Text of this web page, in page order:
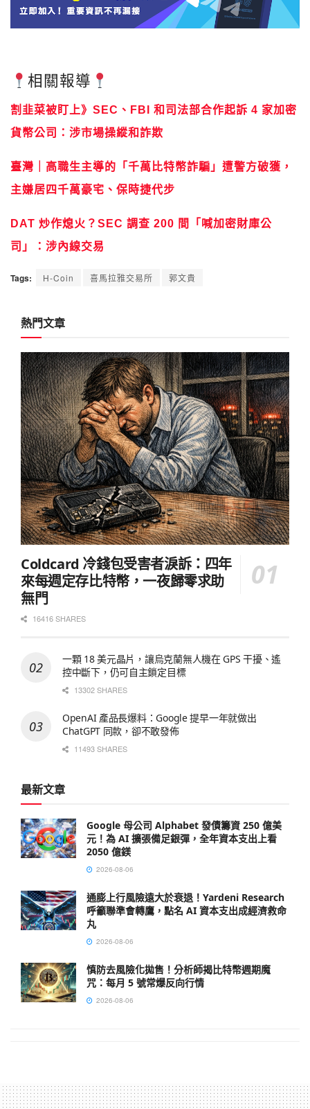
相關報導
割韭菜被盯上》SEC、FBI 和司法部合作起訴 4 家加密
貨幣公司：涉市場操縱和詐欺
臺灣｜高職生主導的「千萬比特幣詐騙」遭警方破獲，
主嫌居四千萬豪宅、保時捷代步
DAT 炒作熄火？SEC 調查 200 間「喊加密財庫公
司」：涉內線交易
Tags: H-Coin 喜馬拉雅交易所 郭文貴
熱門文章
Coldcard 冷錢包受害者淚訴：四年
來每週定存比特幣，一夜歸零求助
無門
16416 SHARES
一顆 18 美元晶片，讓烏克蘭無人機在 GPS 干擾、遙
控中斷下，仍可自主鎖定目標
13302 SHARES
OpenAI 產品長爆料：Google 提早一年就做出
ChatGPT 同款，卻不敢發佈
11493 SHARES
最新文章
Google 母公司 Alphabet 發債籌資 250 億美
元！為 AI 擴張備足銀彈，全年資本支出上看
2050 億鎂
2026-08-06
通膨上行風險遠大於衰退！Yardeni Research
呼籲聯準會轉鷹，點名 AI 資本支出成經濟救命
丸
2026-08-06
慎防去風險化拋售！分析師揭比特幣週期魔
咒：每月 5 號常爆反向行情
2026-08-06